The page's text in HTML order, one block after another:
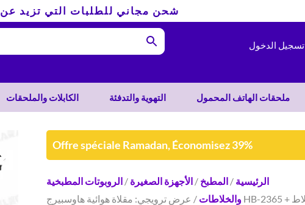
شحن مجاني للطلبات التي تزيد عن 400 درهم
تسجيل الدخول
الكابلات والملحقات التهوية والتدفئة ملحقات الهاتف المحمول
Offre spéciale Ramadan, Économisez 39%
الرئيسية /المطبخ /الأجهزة الصغيرة /الروبوتات المطبخية
والخلاطات / عرض ترويجي: مقلاة هوائية هاوسبيرج HB-2365 + خلاط